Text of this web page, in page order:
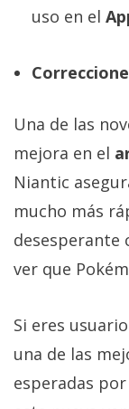
uso en el
Una de las
mejora en el
Niantic
mucho más
desesperante
ver que
Si eres
una de las
esperadas